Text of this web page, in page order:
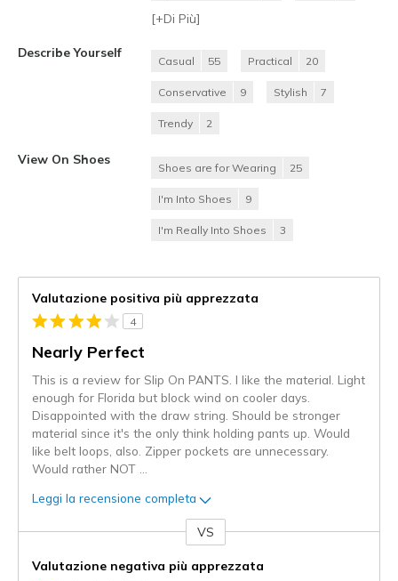
[+Di Più]
Describe Yourself
Casual 55 Practical 20
Conservative 9 Stylish 7
Trendy 2
View On Shoes
Shoes are for Wearing 25
I'm Into Shoes 9
I'm Really Into Shoes 3
Valutazione positiva più apprezzata
4
Nearly Perfect
This is a review for Slip On PANTS. I like the material. Light
enough for Florida but block wind on cooler days.
Disappointed with the draw string. Should be stronger
material since it's the only think holding pants up. Would
like belt loops, also. Zipper pockets are unnecessary.
Would rather NOT
Leggi la recensione completa
VS
Valutazione negativa più apprezzata